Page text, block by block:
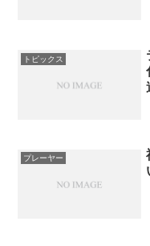
トピックス
プレーヤー